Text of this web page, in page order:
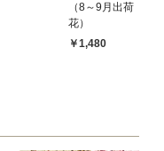
（8～9月出荷 12月
花）
￥1,480